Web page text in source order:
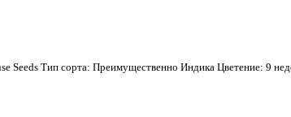
Seeds Тип сорта: Преимущественно Индика Цветение: 9